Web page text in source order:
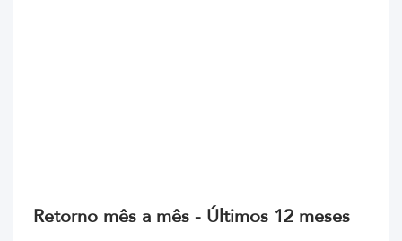
Retorno mês a mês - Últimos 12 meses